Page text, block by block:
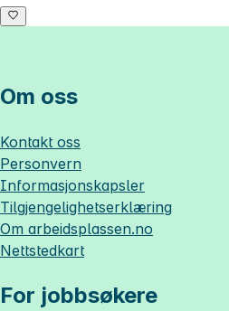
Om oss
Kontakt oss
Personvern
Informasjonskapsler
Tilgjengelighetserklæring
Om arbeidsplassen.no
Nettstedkart
For jobbsøkere